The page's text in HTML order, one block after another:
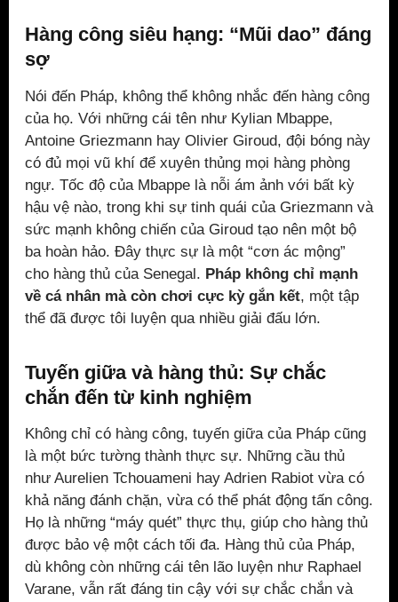
Hàng công siêu hạng: “Mũi dao” đáng
sợ
Nói đến Pháp, không thể không nhắc đến hàng công
của họ. Với những cái tên như Kylian Mbappe,
Antoine Griezmann hay Olivier Giroud, đội bóng này
có đủ mọi vũ khí để xuyên thủng mọi hàng phòng
ngự. Tốc độ của Mbappe là nỗi ám ảnh với bất kỳ
hậu vệ nào, trong khi sự tinh quái của Griezmann và
sức mạnh không chiến của Giroud tạo nên một bộ
ba hoàn hảo. Đây thực sự là một “cơn ác mộng”
cho hàng thủ của Senegal. Pháp không chỉ mạnh
về cá nhân mà còn chơi cực kỳ gắn kết, một tập
thể đã được tôi luyện qua nhiều giải đấu lớn.
Tuyến giữa và hàng thủ: Sự chắc
chắn đến từ kinh nghiệm
Không chỉ có hàng công, tuyến giữa của Pháp cũng
là một bức tường thành thực sự. Những cầu thủ
như Aurelien Tchouameni hay Adrien Rabiot vừa có
khả năng đánh chặn, vừa có thể phát động tấn công.
Họ là những “máy quét” thực thụ, giúp cho hàng thủ
được bảo vệ một cách tối đa. Hàng thủ của Pháp,
dù không còn những cái tên lão luyện như Raphael
Varane, vẫn rất đáng tin cậy với sự chắc chắn và